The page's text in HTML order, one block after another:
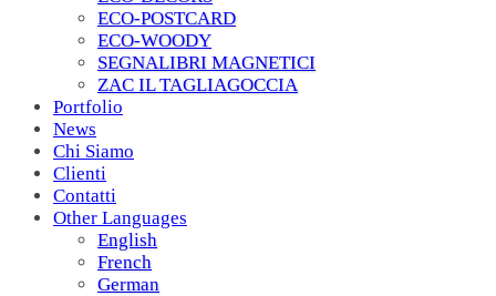
ECO-POSTCARD
ECO-WOODY
SEGNALIBRI MAGNETICI
ZAC IL TAGLIAGOCCIA
Portfolio
News
Chi Siamo
Clienti
Contatti
Other Languages
English
French
German